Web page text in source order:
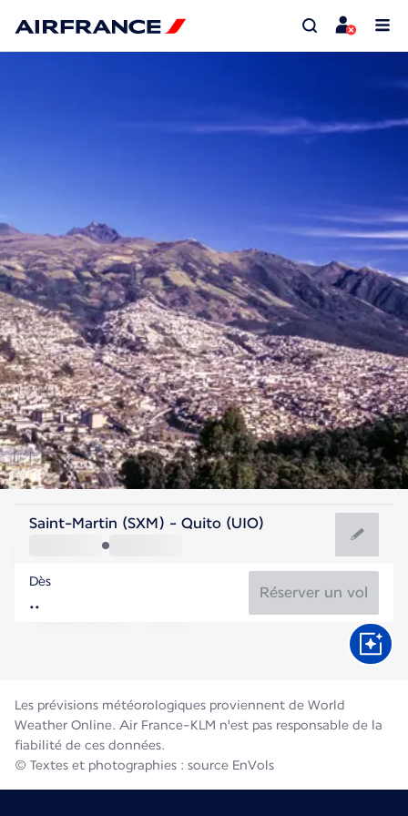
Equateur
Equateur
Durée du vol
Saint-Martin (SXM) - Quito (UIO)
Dès
Réserver un vol
Les prévisions météorologiques proviennent de World
Weather Online. Air France-KLM n'est pas responsable de la
fiabilité de ces données.
© Textes et photographies : source EnVols